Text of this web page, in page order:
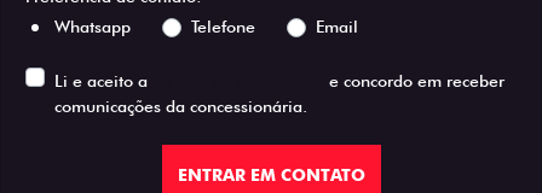
Whatsapp
Telefone Email
Li e aceito a
e concordo em receber
comunicações da concessionária.
ENTRAR EM CONTATO